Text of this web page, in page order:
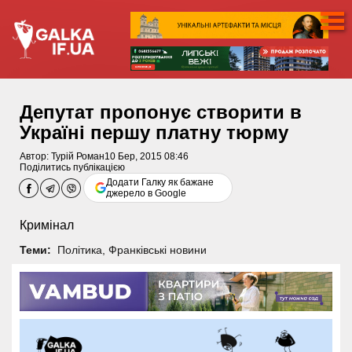
Депутат пропонує створити в
Україні першу платну тюрму
Автор: Турій Роман10 Бер, 2015 08:46
Поділитись публікацією
Додати Галку як бажане
джерело в Google
Кримінал
Теми: Політика Франківські новини